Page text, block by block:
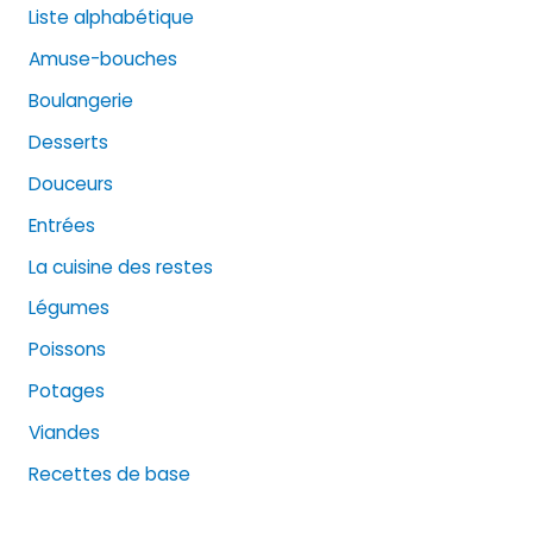
Liste alphabétique
Amuse-bouches
Boulangerie
Desserts
Douceurs
Entrées
La cuisine des restes
Légumes
Poissons
Potages
Viandes
Recettes de base